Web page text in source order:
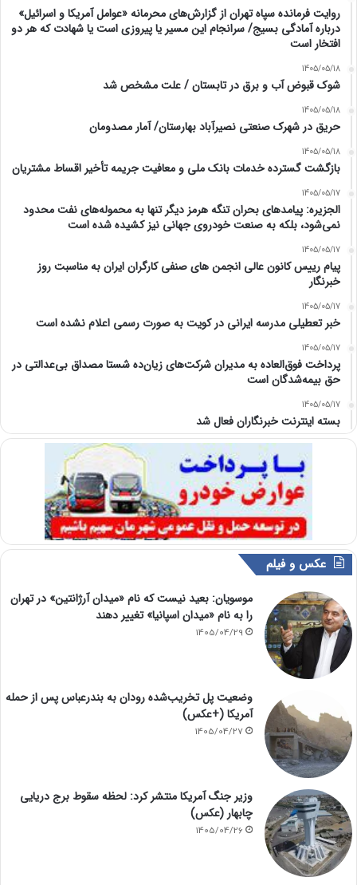
روایت فرمانده سپاه تهران از گزارش‌های محرمانه «عوامل آمریکا و اسرائیل»
درباره آمادگی بسیج/ سرانجام این مسیر یا پیروزی است یا شهادت که هر دو
افتخار است
1405/05/18
شوک قبوض آب و برق در تابستان / علت مشخص شد
1405/05/18
حریق در شهرک صنعتی نصیرآباد بهارستان/ آمار مصدومان
1405/05/18
بازگشت گسترده خدمات بانک ملی و معافیت جریمه تأخیر اقساط مشتریان
1405/05/17
الجزیره: پیامدهای بحران تنگه هرمز دیگر تنها به محموله‌های نفت محدود
نمی‌شود، بلکه به صنعت خودروی جهانی نیز کشیده شده است
1405/05/17
پیام رییس کانون عالی انجمن های صنفی کارگران ایران به مناسبت روز
خبرنگار
1405/05/17
خبر تعطیلی مدرسه ایرانی در کویت به صورت رسمی اعلام نشده است
1405/05/17
پرداخت فوق‌العاده به مدیران شرکت‌های زیان‌ده شستا مصداق بی‌عدالتی در
حق بیمه‌شدگان است
1405/05/17
بسته اینترنت خبرنگاران فعال شد
عکس و فیلم
موسویان: بعید نیست که نام «میدان آرژانتین» در تهران
را به نام «میدان اسپانیا» تغییر دهند
1405/04/29
وضعیت پل تخریب‌شده رودان به بندرعباس پس از حمله
آمریکا (+عکس)
1405/04/27
وزیر جنگ آمریکا منتشر کرد: لحظه سقوط برج دریایی
چابهار (عکس)
1405/04/26